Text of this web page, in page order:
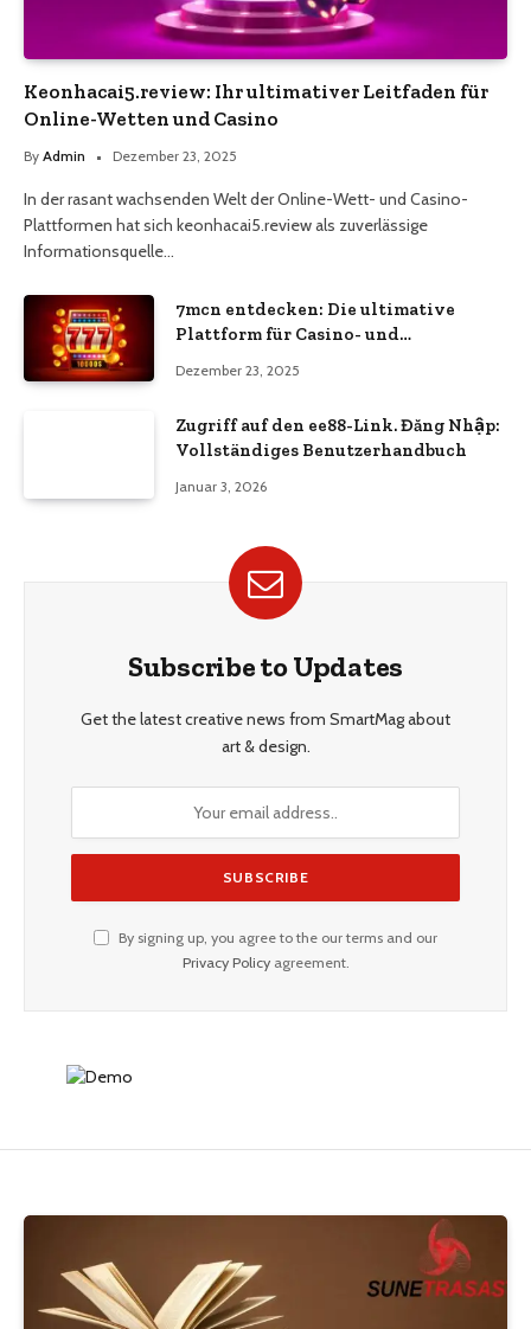
Keonhacai5.review: Ihr ultimativer Leitfaden für
Online-Wetten und Casino
By Admin Dezember 23, 2025
In der rasant wachsenden Welt der Online-Wett- und Casino-
Plattformen hat sich keonhacai5.review als zuverlässige
Informationsquelle…
7mcn entdecken: Die ultimative
Plattform für Casino- und
Dezember 23, 2025
Zugriff auf den ee88-Link. Đăng Nhập:
Vollständiges Benutzerhandbuch
Januar 3, 2026
Subscribe to Updates
Get the latest creative news from SmartMag about
art & design.
By signing up, you agree to the our terms and our
Privacy Policyagreement.